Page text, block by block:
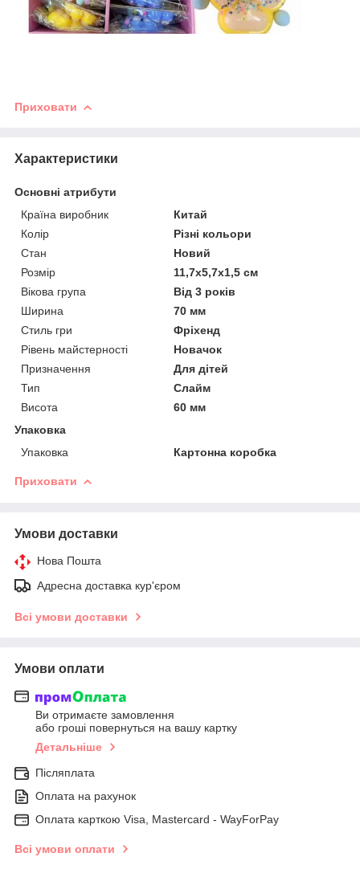
Приховати
Характеристики
Основні атрибути
Країна виробник
Китай
Колір
Різні кольори
Стан
Новий
Розмір
11,7х5,7х1,5 см
Вікова група
Від 3 років
Ширина
70 мм
Стиль гри
Фріхенд
Рівень майстерності
Новачок
Призначення
Для дітей
Тип
Слайм
Висота
60 мм
Упаковка
Упаковка
Картонна коробка
Приховати
Умови доставки
Нова Пошта
Адресна доставка кур'єром
Всі умови доставки
Умови оплати
Ви отримаєте замовлення
або гроші повернуться на вашу картку
Детальніше
Післяплата
Оплата на рахунок
Оплата карткою Visa, Mastercard - WayForPay
Всі умови оплати